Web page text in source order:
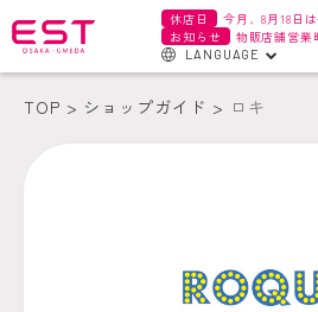
休店日
今月、8月18日
お知らせ
物販店舗営業
LANGUAGE
TOP ショップガイド ロキ